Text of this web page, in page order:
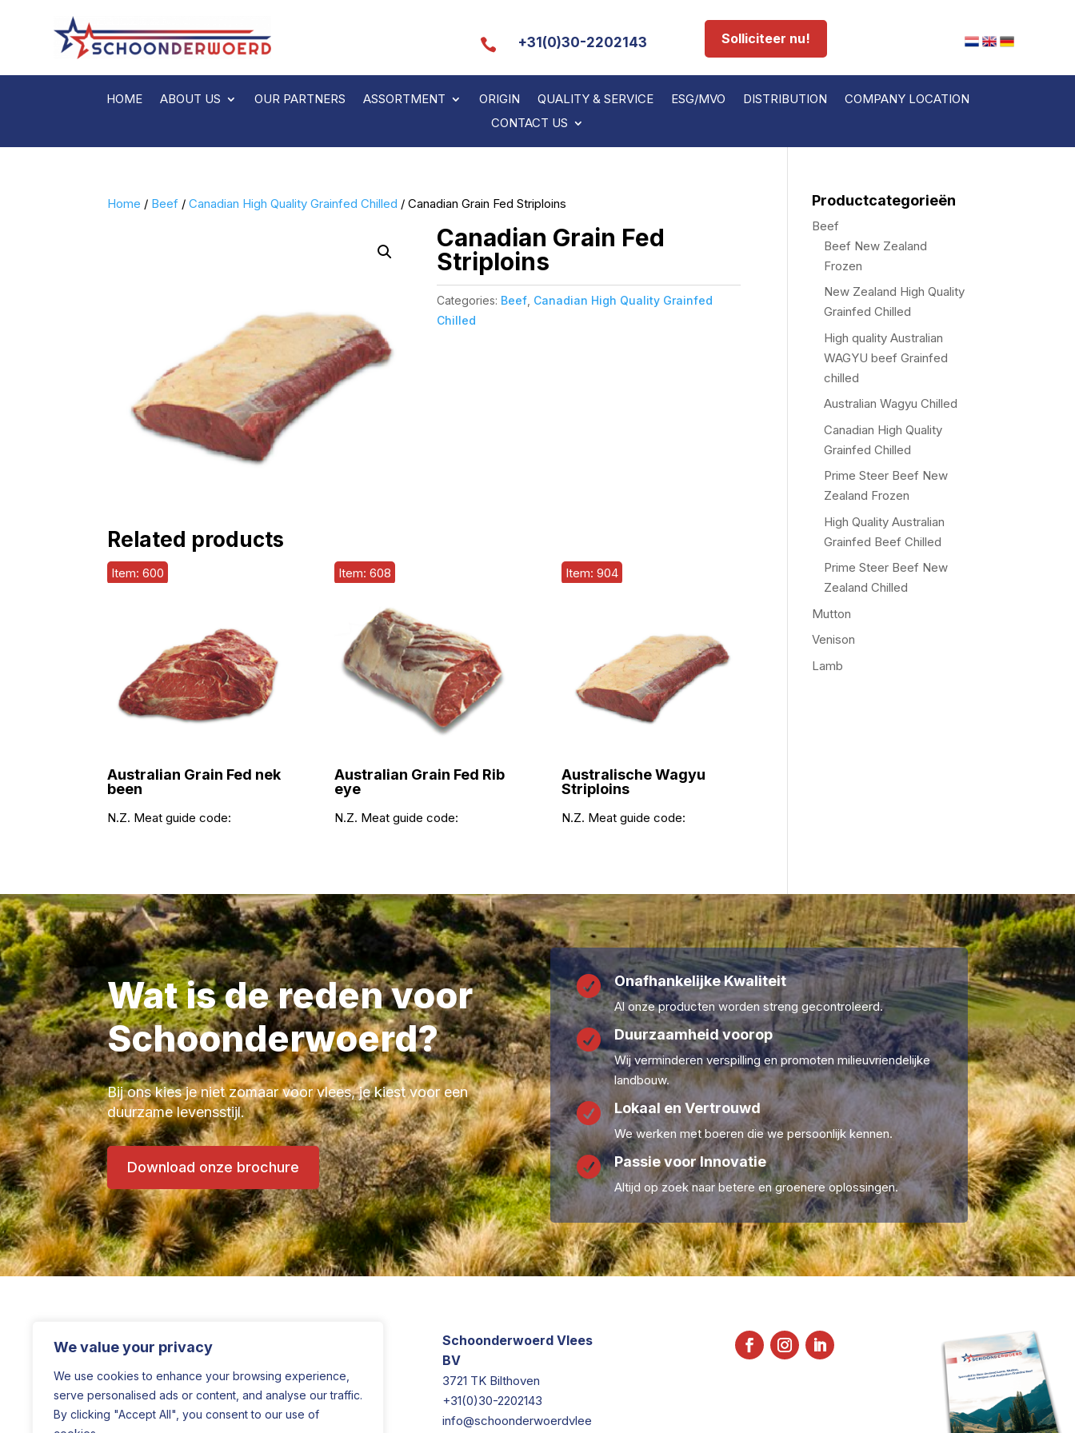
We value your privacy
We use cookies to enhance your browsing experience,
serve personalised ads or content, and analyse our traffic.
By clicking "Accept All", you consent to our use of
 +31(0)30-2202143 Solliciteer nu!
HOME ABOUT US OUR PARTNERS ASSORTMENT ORIGIN QUALITY & SERVICE ESG/MVO DISTRIBUTION
COMPANY LOCATION
CONTACT US
Home / Beef /Canadian High Quality Grainfed Chilled / Canadian Grain Fed Striploins
Canadian Grain Fed
Striploins
Categories: Beef Canadian High Quality Grainfed
Chilled
Related products
Item: 600
Australian Grain Fed nek
been
N.Z. Meat guide code:
Item: 608
Australian Grain Fed Rib
eye
N.Z. Meat guide code:
Item: 904
Australische Wagyu
Striploins
N.Z. Meat guide code:
Productcategorieën
Beef
Beef New Zealand
Frozen
New Zealand High Quality
Grainfed Chilled
High quality Australian
WAGYU beef Grainfed
chilled
Australian Wagyu Chilled
Canadian High Quality
Grainfed Chilled
Prime Steer Beef New
Zealand Frozen
High Quality Australian
Grainfed Beef Chilled
Prime Steer Beef New
Zealand Chilled
Mutton
Venison
Lamb
Wat is de reden voor
Schoonderwoerd?
Bij ons kies je niet zomaar voor vlees, je kiest voor een
duurzame levensstijl.
Download onze brochure
 Onafhankelijke Kwaliteit
Al onze producten worden streng gecontroleerd.
 Duurzaamheid voorop
Wij verminderen verspilling en promoten milieuvriendelijke
landbouw.
 Lokaal en Vertrouwd
We werken met boeren die we persoonlijk kennen.
 Passie voor Innovatie
Altijd op zoek naar betere en groenere oplossingen.
Schoonderwoerd Vlees
BV
3721 TK Bilthoven
+31(0)30-2202143
info@schoonderwoerdvlee